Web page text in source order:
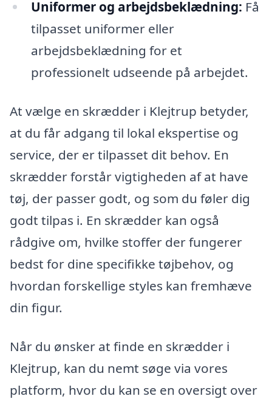
Uniformer og arbejdsbeklædning: Få
tilpasset uniformer eller
arbejdsbeklædning for et
professionelt udseende på arbejdet.
At vælge en skrædder i Klejtrup betyder,
at du får adgang til lokal ekspertise og
service, der er tilpasset dit behov. En
skrædder forstår vigtigheden af at have
tøj, der passer godt, og som du føler dig
godt tilpas i. En skrædder kan også
rådgive om, hvilke stoffer der fungerer
bedst for dine specifikke tøjbehov, og
hvordan forskellige styles kan fremhæve
din figur.
Når du ønsker at finde en skrædder i
Klejtrup, kan du nemt søge via vores
platform, hvor du kan se en oversigt over